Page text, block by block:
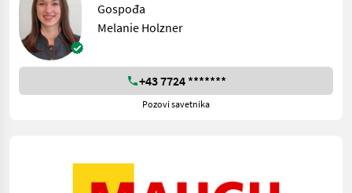
Gospođa
Melanie Holzner
+43 7724 *******
Pozovi savetnika